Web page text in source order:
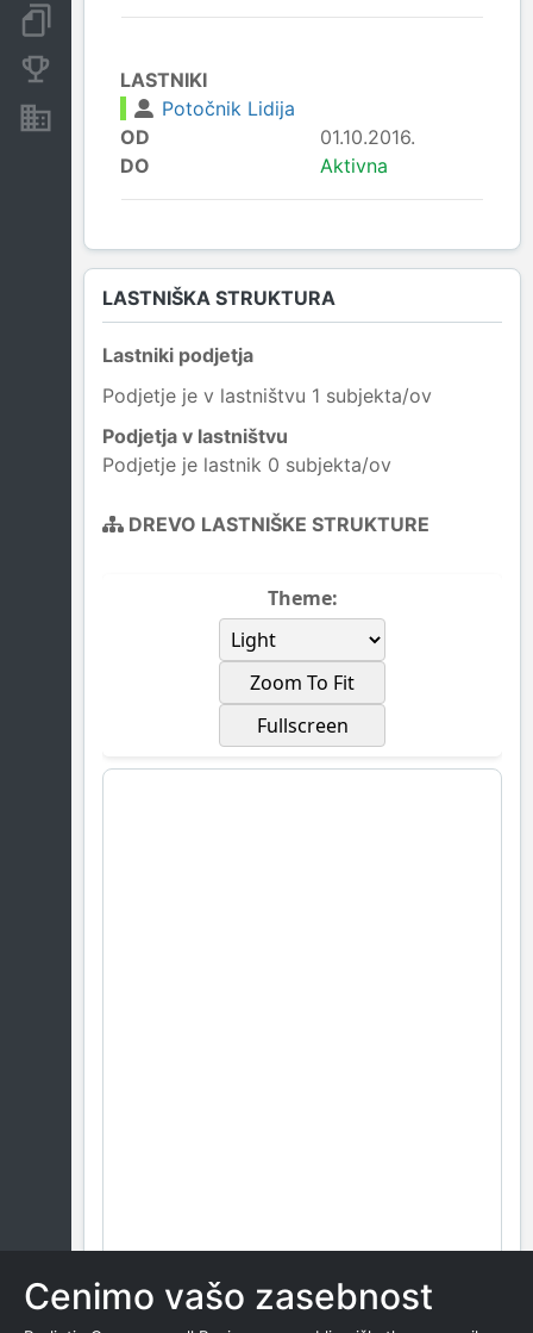
Dokumenti in objave
Konkurenčna podjetja
Nepremičnine in sredstva
LASTNIKI
Potočnik Lidija
OD
01.10.2016.
DO
Aktivna
LASTNIŠKA STRUKTURA
Lastniki podjetja
Podjetje je v lastništvu 1 subjekta/ov
Podjetja v lastništvu
Podjetje je lastnik 0 subjekta/ov
DREVO LASTNIŠKE STRUKTURE
Theme:
Zoom To Fit
Fullscreen
Cenimo vašo zasebnost